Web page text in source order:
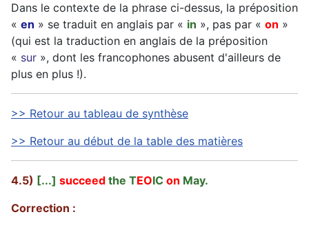
Dans le contexte de la phrase ci-dessus, la préposition
« en » se traduit en anglais par « in », pas par « on »
(qui est la traduction en anglais de la préposition
« sur », dont les francophones abusent d'ailleurs de
plus en plus !).
>> Retour au tableau de synthèse
>> Retour au début de la table des matières
4.5) [...] succeed the TEOIC on May.
Correction :